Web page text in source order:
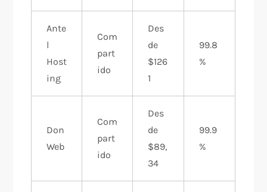
Ante
l
Host
ing
Com
part
ido
Des
de
$126
1
99.8
%
Don
Web
Com
part
ido
Des
de
$89,
34
99.9
%